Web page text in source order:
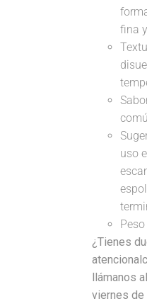
fina
uso
¿Tienes
llámanos
viernes de